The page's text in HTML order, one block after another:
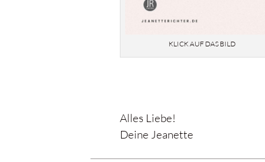
KLICK AUF DAS BILD
Alles Liebe!
Deine Jeanette